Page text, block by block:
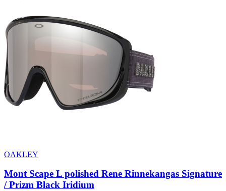
OAKLEY
Mont Scape L polished Rene Rinnekangas Signature
/ Prizm Black Iridium